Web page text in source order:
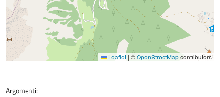
Leaflet | ©OpenStreetMapcontributors
Argomenti: